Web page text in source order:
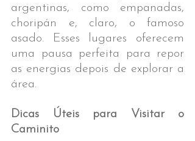
argentinas, como empanadas,
choripán e, claro, o famoso
asado. Esses lugares oferecem
uma pausa perfeita para repor
as energias depois de explorar a
área.​
Dicas Úteis para Visitar o
Caminito